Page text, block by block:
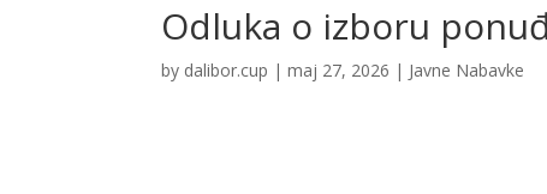
Odluka o izboru
by dalibor.cup |maj 27, 2026 | Javne Nabavke